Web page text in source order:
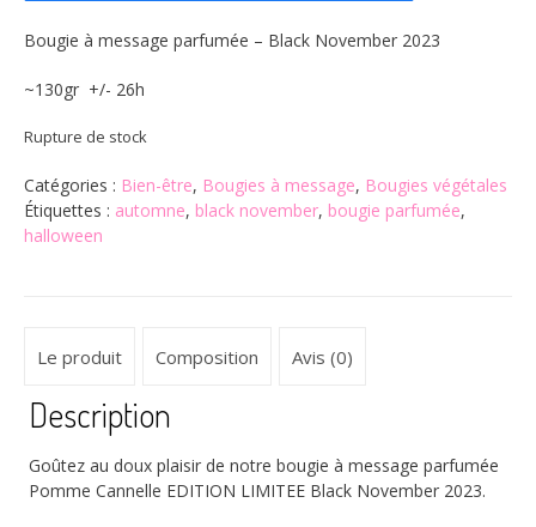
Bougie à message parfumée – Black November 2023
~130gr +/- 26h
Rupture de stock
Catégories : Bien-être, Bougies à message, Bougies végétales
Étiquettes : automne, black november, bougie parfumée,
halloween
Le produit Composition Avis (0)
Description
Goûtez au doux plaisir de notre bougie à message parfumée
Pomme Cannelle EDITION LIMITEE Black November 2023.